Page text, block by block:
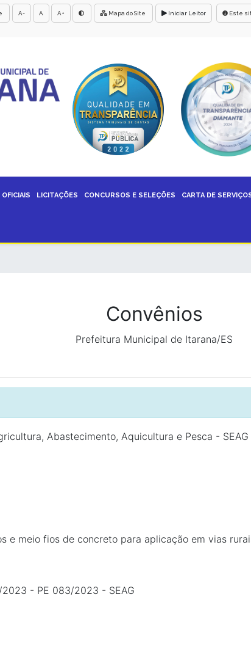
A- A A+ Mapa do Site Iniciar Leitor Este
LICITAÇÕES CONCURSOS E SELEÇÕES CARTA DE
Convênios
Prefeitura Municipal de Itarana/ES
Abastecimento, Aquicultura e Pesca - SEAG
e meio fios de concreto para aplicação em vias
- PE 083/2023 - SEAG